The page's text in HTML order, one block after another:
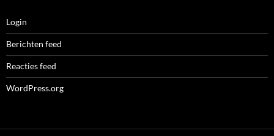
Login
Berichten feed
Reacties feed
WordPress.org